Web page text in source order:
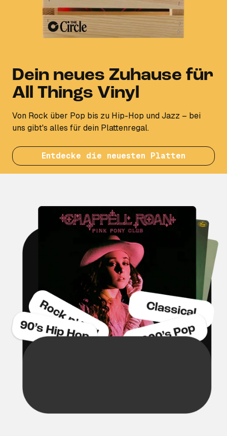
Dein neues Zuhause für
All Things Vinyl
Von Rock über Pop bis zu Hip-Hop und Jazz – bei
uns gibt's alles für dein Plattenregal.
Entdecke die neuesten Platten